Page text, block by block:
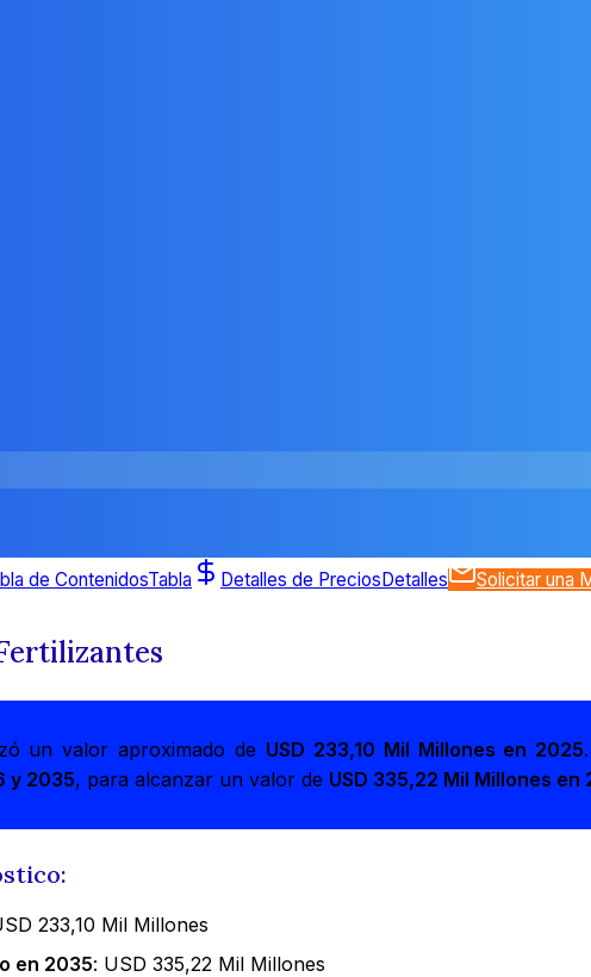
de ContenidosTabla Detalles de PreciosDetalles Solicitar una
un valor aproximado de USD 233,10 Mil Millones en 2025
y 2035, para alcanzar un valor de USD 335,22 Mil Millones en
233,10 Mil Millones
en 2035: USD 335,22 Mil Millones